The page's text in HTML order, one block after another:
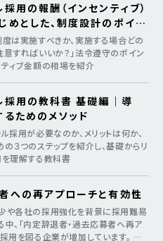
採用の報酬（インセンティブ）
めとした、制度設計のポイン
度は実施すべきか、実施する場合どの
意すればいいか？」法令遵守のポイン
ティブ金額の相場を紹介
採用の教科書 基礎編｜導
るためのメソッド
採用が必要なのか、メリットは何か、
３つのステップを紹介し、基礎からリ
を理解する教科書
への再アプローチと有効性
や各社の採用強化を背景に採用難易
中、「内定辞退者・過去応募者へ再ア
用を図る企業が増加しています。 そ